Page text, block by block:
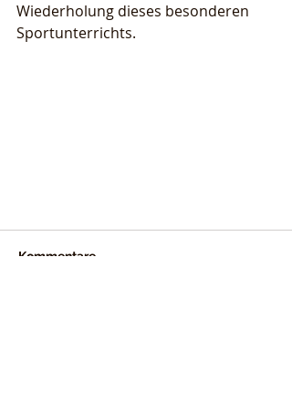
Wiederholung dieses besonderen
Sportunterrichts.
Kommentare